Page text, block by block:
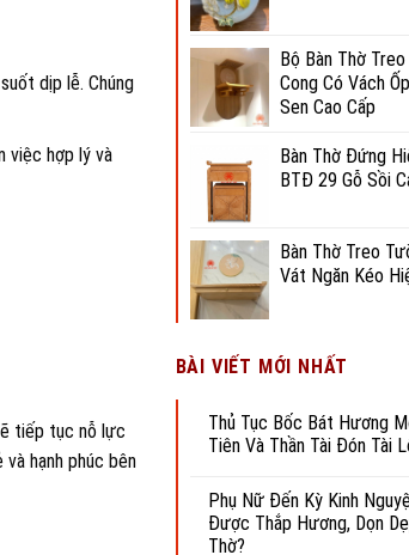
dịp lễ. Chúng
việc hợp lý và
tiếp tục nỗ lực
hạnh phúc bên
Bộ Bàn Thờ
Cong Có Vách
Sen Cao Cấp
Bàn Thờ Đứng
BTĐ 29 Gỗ Sồi
Bàn Thờ Treo
Vát Ngăn Kéo
BÀI VIẾT MỚI NHẤT
Thủ Tục Bốc Bát Hương
Tiên Và Thần Tài Đón Tài
Phụ Nữ Đến Kỳ Kinh
Được Thắp Hương, Dọn
Thờ?